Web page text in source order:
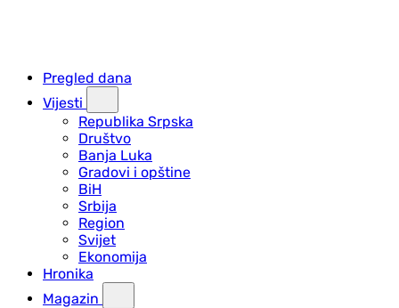
Pregled dana
Vijesti
Republika Srpska
Društvo
Banja Luka
Gradovi i opštine
BiH
Srbija
Region
Svijet
Ekonomija
Hronika
Magazin